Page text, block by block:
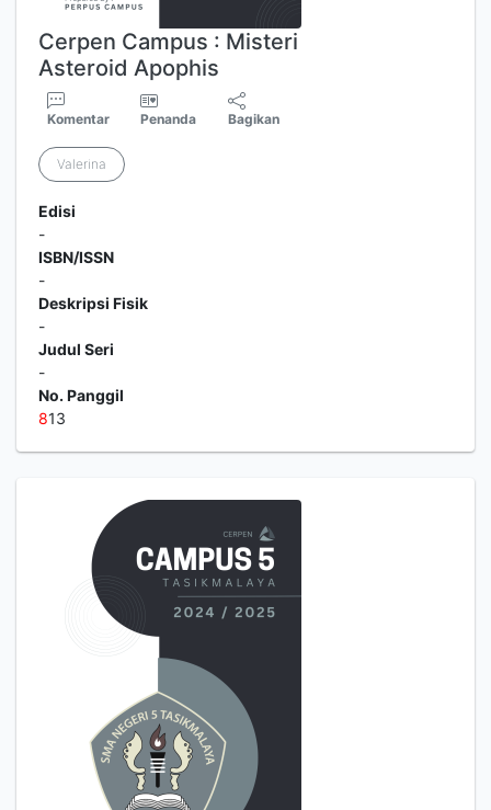
Cerpen Campus : Misteri
Asteroid Apophis
Komentar Penanda Bagikan
Valerina
Edisi
-
ISBN/ISSN
-
Deskripsi Fisik
-
Judul Seri
-
No. Panggil
813